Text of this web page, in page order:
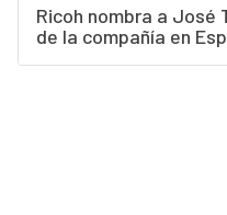
Ricoh nombra a José
de la compañía en